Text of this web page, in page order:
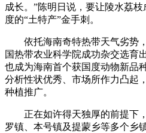
成长。”陈明日说，要让陵水荔
度的“土特产”金手刺。
依托海南奇特热带天气劣势，
国热带农业科学院成功杂交选育
也成为海南首个获国度动物新品
分析性状优秀、市场所作力凸起
种植推广。
正在如许得天独厚的前提下，
罗镇、本号镇及提蒙乡等多个乡